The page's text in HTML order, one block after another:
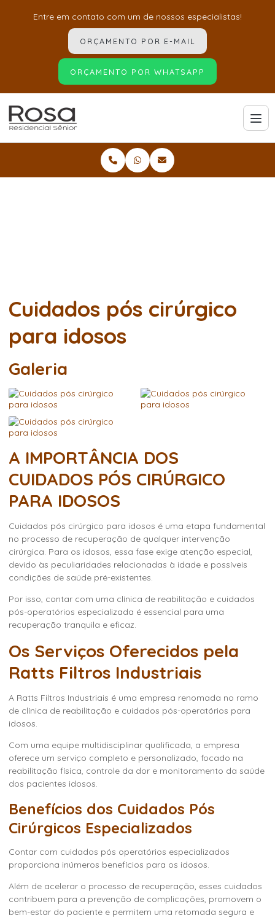
Entre em contato com um de nossos especialistas!
ORÇAMENTO POR E-MAIL
ORÇAMENTO POR WHATSAPP
Cuidados pós cirúrgico
para idosos
Galeria
A IMPORTÂNCIA DOS
CUIDADOS PÓS CIRÚRGICO
PARA IDOSOS
Cuidados pós cirúrgico para idosos é uma etapa fundamental
no processo de recuperação de qualquer intervenção
cirúrgica. Para os idosos, essa fase exige atenção especial,
devido às peculiaridades relacionadas à idade e possíveis
condições de saúde pré-existentes.
Por isso, contar com uma clínica de reabilitação e cuidados
pós-operatórios especializada é essencial para uma
recuperação tranquila e eficaz.
Os Serviços Oferecidos pela
Ratts Filtros Industriais
A Ratts Filtros Industriais é uma empresa renomada no ramo
de clínica de reabilitação e cuidados pós-operatórios para
idosos.
Com uma equipe multidisciplinar qualificada, a empresa
oferece um serviço completo e personalizado, focado na
reabilitação física, controle da dor e monitoramento da saúde
dos pacientes idosos.
Benefícios dos Cuidados Pós
Cirúrgicos Especializados
Contar com cuidados pós operatórios especializados
proporciona inúmeros benefícios para os idosos.
Além de acelerar o processo de recuperação, esses cuidados
contribuem para a prevenção de complicações, promovem o
bem-estar do paciente e permitem uma retomada segura e